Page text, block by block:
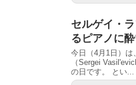
セルゲイ・
るピアノに
今日（4月1日）は
（Sergei
の日です。 とい...